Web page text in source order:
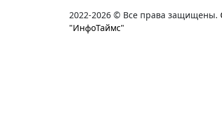
2022-2026 © Все права защищены.
"ИнфоТаймс"